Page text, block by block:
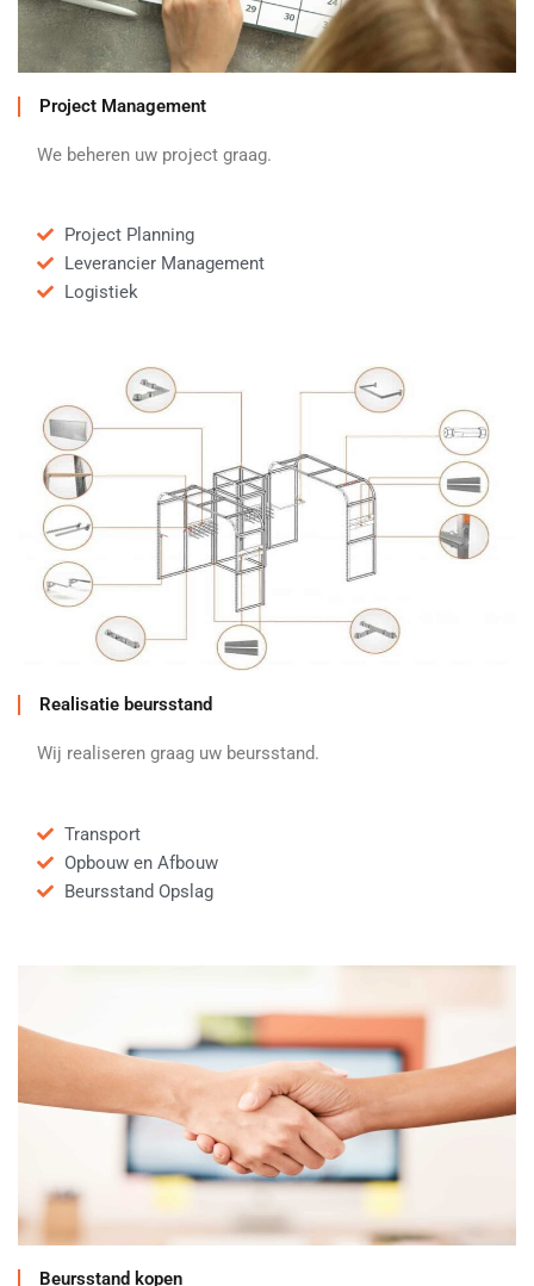
Project Management
We beheren uw project graag.
Project Planning
Leverancier Management
Logistiek
Realisatie beursstand
Wij realiseren graag uw beursstand.
Transport
Opbouw en Afbouw
Beursstand Opslag
Beursstand kopen